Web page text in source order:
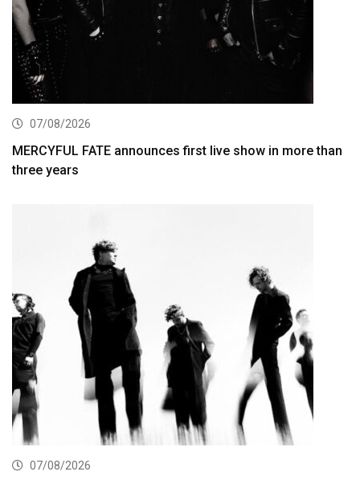
07/08/2026
MERCYFUL FATE announces first live show in more than
three years
07/08/2026